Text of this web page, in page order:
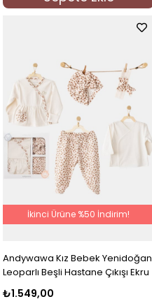
Andywawa Kız Bebek Yenidoğan
Leoparlı Beşli Hastane Çıkışı Ekru
₺1.549,00
İkinci Ürüne %50 İndirim!